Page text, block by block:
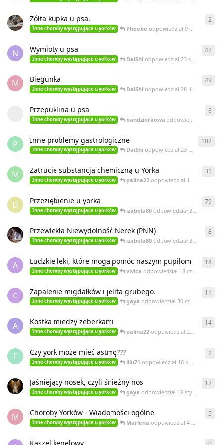
Żółta kupka u psa.
Inne choroby występujące u yorków Phoebe odpowiedział9 września 2018
2
N Wymioty u psa
Inne choroby występujące u yorków DaiShi odpowiedział23 stycznia 2018
42
M Biegunka
Inne choroby występujące u yorków DaiShi odpowiedział28 listopada 2017
49
Przepuklina u psa
Inne choroby występujące u yorków bandziorkowa odpowiedział
8
P Inne problemy gastrologiczne
Inne choroby występujące u yorków DaiShi odpowiedział23 marca 2016
102
M Zatrucie substancją chemiczną u Yorka
Inne choroby występujące u yorków palina22 odpowiedział 15 maja 2015
31
D Przeziębienie u yorka
Inne choroby występujące u yorków izabela80 odpowiedział25 lipca 2014
79
Przewlekła Niewydolność Nerek (PNN)
Inne choroby występujące u yorków izabela80 odpowiedział25 lipca 2014
8
A Ludzkie leki, które mogą pomóc naszym pupilom
Inne choroby występujące u yorków vivica odpowiedział 18 czerwca 2014
18
C Zapalenie migdałków i jelita grubego.
Inne choroby występujące u yorków gaya odpowiedział30 czerwca 2013
11
A Kostka miedzy żeberkami
Inne choroby występujące u yorków palina22 odpowiedział28 czerwca 2013
14
E Czy york może mieć astmę???
Inne choroby występujące u yorków lilu71 odpowiedział 16 kwietnia 2013
2
Jaśniejący nosek, czyli śnieżny nos
Inne choroby występujące u yorków gaya odpowiedział 18 stycznia 2013
12
M Choroby Yorków - Wiadomości ogólne
Inne choroby występujące u yorków Marlena odpowiedział4 stycznia 2013
5
Kaszel kenelowy